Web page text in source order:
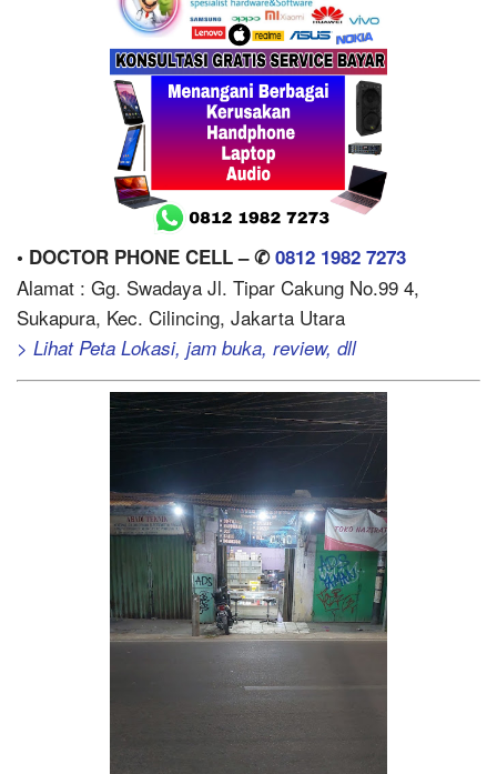
• DOCTOR PHONE CELL – ✆0812 1982 7273
Alamat : Gg. Swadaya Jl. Tipar Cakung No.99 4,
Sukapura, Kec. Cilincing, Jakarta Utara
> Lihat Peta Lokasi, jam buka, review, dll